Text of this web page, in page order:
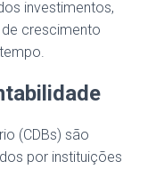
investimentos,
crescimento
(CDBs) são
por instituições